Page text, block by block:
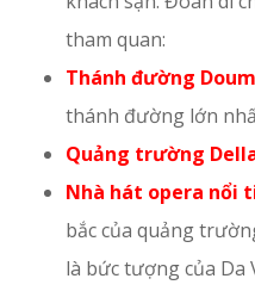
tham quan:
Thánh đường
thánh đường lớn
Quảng trường
Nhà hát opera nổi
bắc của quảng
là bức tượng của Da